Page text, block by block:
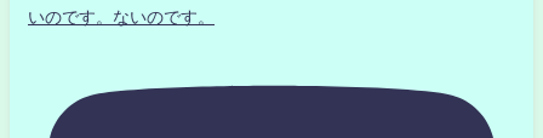
いのです。ないのです。